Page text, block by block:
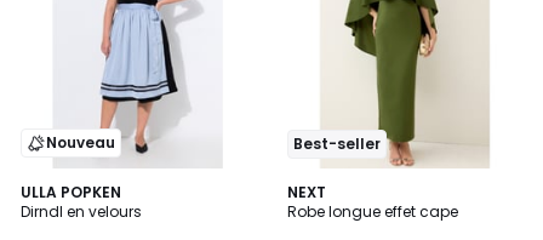
Nouveau
ULLA POPKEN
Dirndl en velours
Best-seller
NEXT
Robe longue effet cape
8
Couleurs